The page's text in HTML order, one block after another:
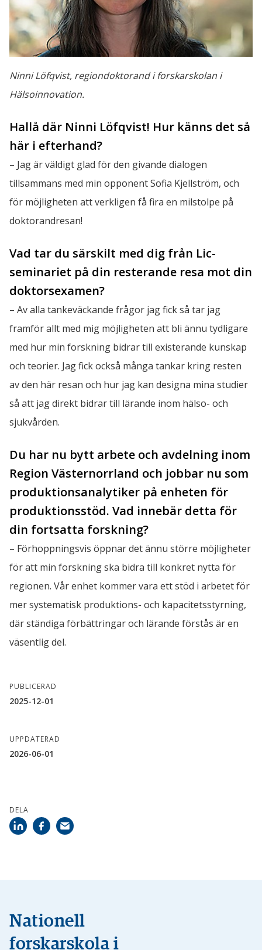
Ninni Löfqvist, regiondoktorand i forskarskolan i
Hälsoinnovation.
Hallå där Ninni Löfqvist! Hur känns det så
här i efterhand?
– Jag är väldigt glad för den givande dialogen
tillsammans med min opponent Sofia Kjellström, och
för möjligheten att verkligen få fira en milstolpe på
doktorandresan!
Vad tar du särskilt med dig från Lic-
seminariet på din resterande resa mot din
doktorsexamen?
– Av alla tankeväckande frågor jag fick så tar jag
framför allt med mig möjligheten att bli ännu tydligare
med hur min forskning bidrar till existerande kunskap
och teorier. Jag fick också många tankar kring resten
av den här resan och hur jag kan designa mina studier
så att jag direkt bidrar till lärande inom hälso- och
sjukvården.
Du har nu bytt arbete och avdelning inom
Region Västernorrland och jobbar nu som
produktionsanalytiker på enheten för
produktionsstöd. Vad innebär detta för
din fortsatta forskning?
– Förhoppningsvis öppnar det ännu större möjligheter
för att min forskning ska bidra till konkret nytta för
regionen. Vår enhet kommer vara ett stöd i arbetet för
mer systematisk produktions- och kapacitetsstyrning,
där ständiga förbättringar och lärande förstås är en
väsentlig del.
PUBLICERAD
2025-12-01
UPPDATERAD
2026-06-01
DELA
Nationell
forskarskola i